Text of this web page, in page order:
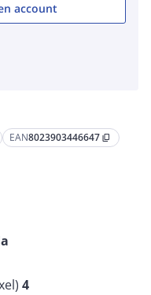
EAN8023903446647 content_copy
4
account